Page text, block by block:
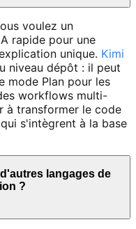
voulez un
rapide pour une
unique. Kimi
niveau dépôt : il peut
mode Plan pour les
workflows multi-
à transformer le code
s'intègrent à la base
langages de
?